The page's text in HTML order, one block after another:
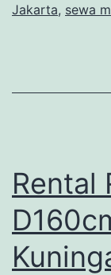
Jakarta, sewa
Rental